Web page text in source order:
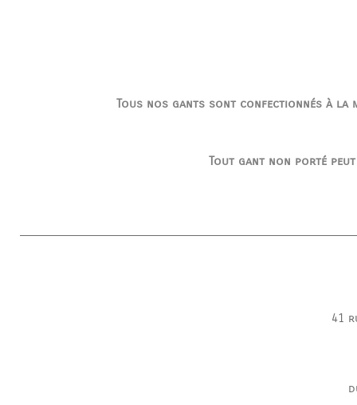
Tous nos gants sont confectionnés à
Tout gant non porté
41